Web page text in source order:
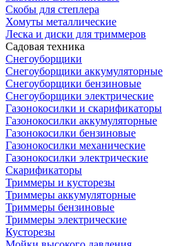
Скобы для степлера
Хомуты металлические
Леска и диски для триммеров
Садовая техника
Снегоуборщики
Снегоуборщики аккумуляторные
Снегоуборщики бензиновые
Снегоуборщики электрические
Газонокосилки и скарификаторы
Газонокосилки аккумуляторные
Газонокосилки бензиновые
Газонокосилки механические
Газонокосилки электрические
Скарификаторы
Триммеры и кусторезы
Триммеры аккумуляторные
Триммеры бензиновые
Триммеры электрические
Кусторезы